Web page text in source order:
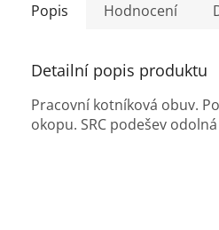
Popis Hodnocení
Detailní popis produktu
Pracovní kotníková obuv.
okopu. SRC podešev